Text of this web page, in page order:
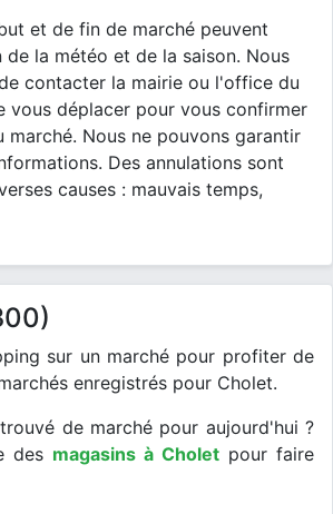
et de fin de marché peuvent
la météo et de la saison. Nous
contacter la mairie ou l'office du
vous déplacer pour vous confirmer
marché. Nous ne pouvons garantir
Des annulations sont
causes : mauvais temps,
sur un marché pour profiter de
enregistrés pour Cholet.
de marché pour aujourd'hui ?
des magasins à Cholet pour faire